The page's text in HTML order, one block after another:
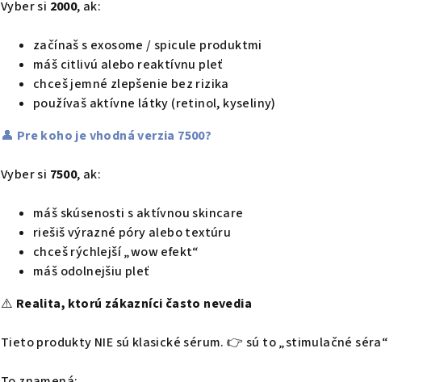
Vyber si 2000, ak:
začínaš s exosome / spicule produktmi
máš citlivú alebo reaktívnu pleť
chceš jemné zlepšenie bez rizika
používaš aktívne látky (retinol, kyseliny)
👤 Pre koho je vhodná verzia 7500?
Vyber si 7500, ak:
máš skúsenosti s aktívnou skincare
riešiš výrazné póry alebo textúru
chceš rýchlejší „wow efekt“
máš odolnejšiu pleť
⚠️ Realita, ktorú zákazníci často nevedia
Tieto produkty NIE sú klasické sérum.👉 sú to „stimulačné séra“